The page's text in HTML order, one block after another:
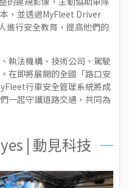
，並透過MyFleet Driver
進行安全教育，提高他們的
執法機構、技術公司、駕駛
在即將展開的全國「路口安
行車安全管理系統將成
一起守護道路交通，共同為
| 動見科技